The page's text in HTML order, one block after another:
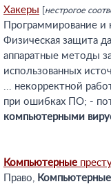
Хакеры нестрогое
Программирование
Физическая защита
аппаратные методы
использованных
... некорректной
при ошибках ПО; -
компьютерными
Компьютерные
Право, Компьютерные